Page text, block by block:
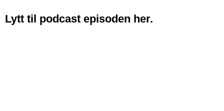
Lytt til podcast episoden her.